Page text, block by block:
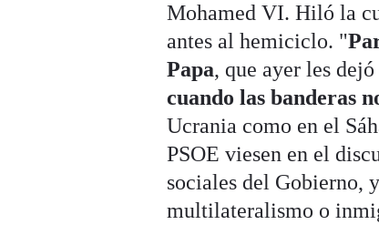
Mohamed VI. Hiló la
antes al hemiciclo. "
Papa, que ayer les
cuando las banderas
Ucrania como en el
PSOE viesen en el
sociales del Gobierno,
multilateralismo o